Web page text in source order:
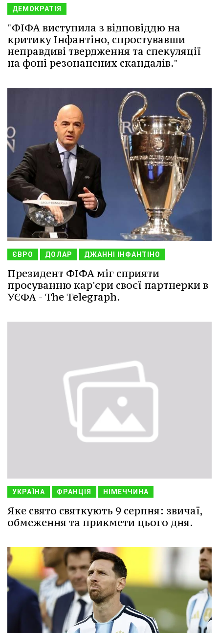
ДЕМОКРАТІЯ
"ФІФА виступила з відповіддю на
критику Інфантіно, спростувавши
неправдиві твердження та спекуляції
на фоні резонансних скандалів."
ЄВРО ДОЛАР ДЖАННІ ІНФАНТІНО
Президент ФІФА міг сприяти
просуванню кар'єри своєї партнерки в
УЄФА - The Telegraph.
УКРАЇНА ФРАНЦІЯ НІМЕЧЧИНА
Яке свято святкують 9 серпня: звичаї,
обмеження та прикмети цього дня.